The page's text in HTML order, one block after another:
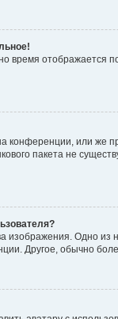
время
конференции, или же
пакета не
изображения. Одно
Другое, обычно